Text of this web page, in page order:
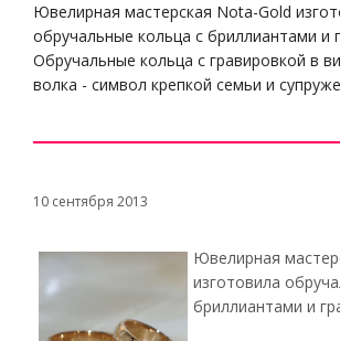
Ювелирная мастерская Nota-Gold
обручальные кольца с бриллиантами и
Обручальные кольца с гравировкой в
волка - символ крепкой семьи и
10 сентября 2013
Ювелирная
изготовила
бриллиантами и